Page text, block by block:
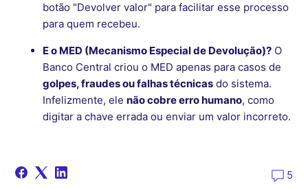
botão "Devolver valor" para facilitar esse processo
para quem recebeu.
E o MED (Mecanismo Especial de Devolução)? O
Banco Central criou o MED apenas para casos de
golpes, fraudes ou falhas técnicas do sistema.
Infelizmente, elenão cobre erro humano, como
digitar a chave errada ou enviar um valor incorreto.
5